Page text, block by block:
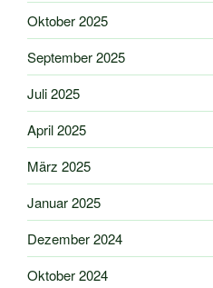
Oktober 2025
September 2025
Juli 2025
April 2025
März 2025
Januar 2025
Dezember 2024
Oktober 2024